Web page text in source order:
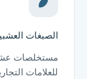
الصبغات
مستخلصات
للعلامات